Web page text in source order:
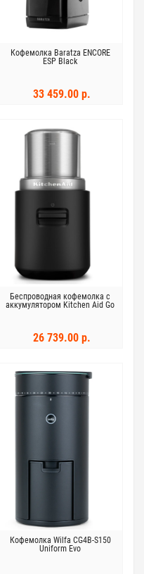
Кофемолка Baratza ENCORE
ESP Black
33 459.00 р.
Беспроводная кофемолка с
аккумулятором Kitchen Aid Go
26 739.00 р.
Кофемолка Wilfa CG4B-S150
Uniform Evo